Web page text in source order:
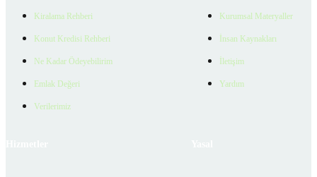
Kiralama Rehberi
Konut Kredisi Rehberi
Ne Kadar Ödeyebilirim
Emlak Değeri
Verilerimiz
Kurumsal Materyaller
İnsan Kaynakları
İletişim
Yardım